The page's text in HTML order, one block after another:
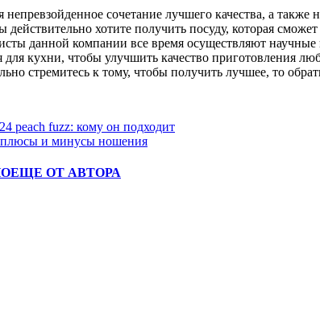
непревзойденное сочетание лучшего качества, а
хотите получить посуду, которая
данной компании все время осуществляют
кухни, чтобы улучшить качество приготовления
стремитесь к тому, чтобы получить лучшее, то
peach fuzz: кому он подходит
и минусы ношения
ЕЩЕ ОТ АВТОРА